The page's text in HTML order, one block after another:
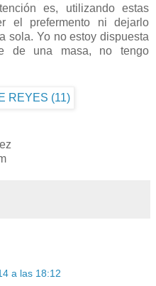
es, utilizando estas
el prefermento ni dejarlo
sola. Yo no estoy dispuesta
de una masa, no tengo
a las 18:12